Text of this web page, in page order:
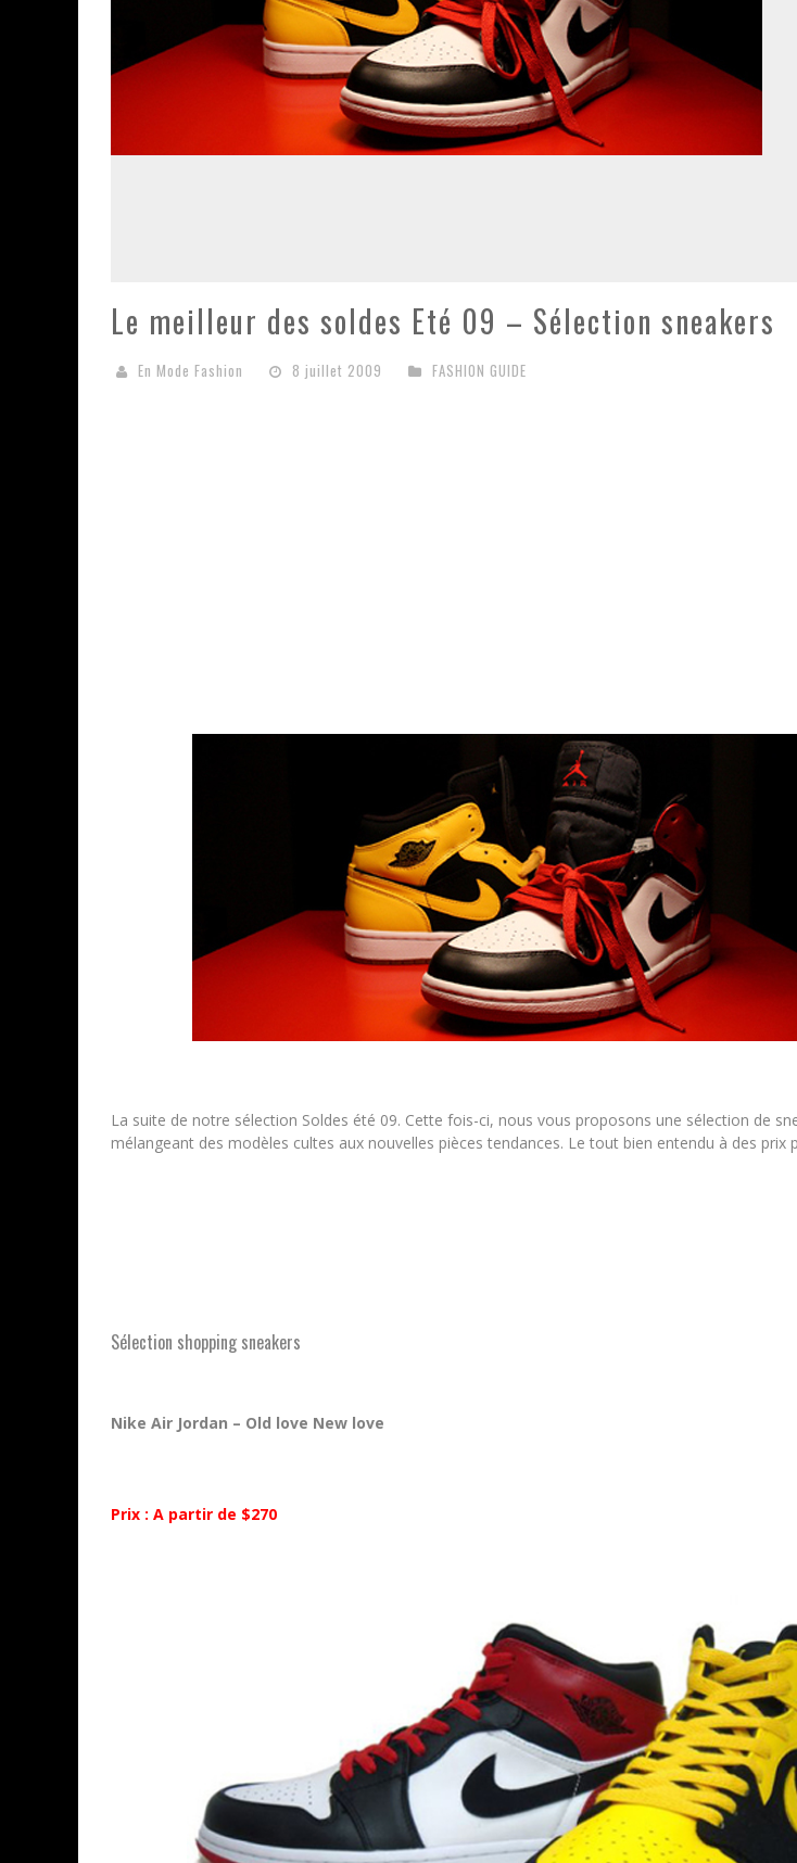
Le meilleur des soldes Eté 09 – Sélection sneakers
En Mode Fashion 8 juillet 2009 FASHION GUIDE
La suite de notre sélection Soldes été 09. Cette fois-ci, nous vous proposons une sélection de
mélangeant des modèles cultes aux nouvelles pièces tendances. Le tout bien entendu à des prix
Sélection shopping sneakers
Nike Air Jordan – Old love New love
Prix : A partir de $270